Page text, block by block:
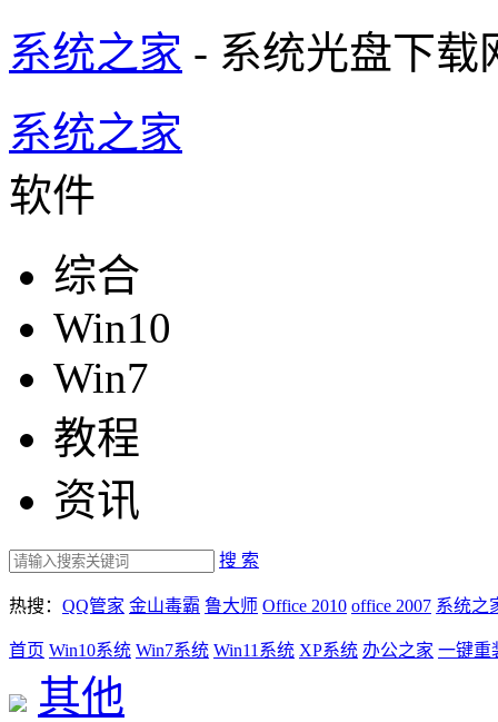
系统之家 - 系统光盘下载
系统之家
软件
综合
Win10
Win7
教程
资讯
搜 索
热搜： QQ管家 金山毒霸 鲁大师 Office 2010 office 2007 系统之
首页 Win10系统 Win7系统 Win11系统 XP系统 办公之家 一键重
其他